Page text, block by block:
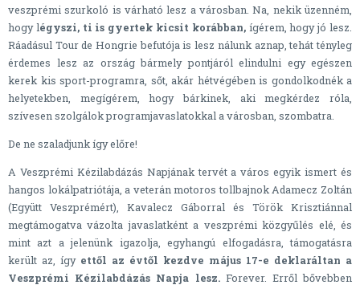
veszprémi szurkoló is várható lesz a városban. Na, nekik üzenném,
hogy légyszi, ti is gyertek kicsit korábban,ígérem, hogy jó lesz.
Ráadásul Tour de Hongrie befutója is lesz nálunk aznap, tehát tényleg
érdemes lesz az ország bármely pontjáról elindulni egy egészen
kerek kis sport-programra, sőt, akár hétvégében is gondolkodnék a
helyetekben, megígérem, hogy bárkinek, aki megkérdez róla,
szívesen szolgálok programjavaslatokkal a városban, szombatra.
De ne szaladjunk így előre!
A Veszprémi Kézilabdázás Napjának tervét a város egyik ismert és
hangos lokálpatriótája, a veterán motoros tollbajnok Adamecz Zoltán
(Együtt Veszprémért), Kavalecz Gáborral és Török Krisztiánnal
megtámogatva vázolta javaslatként a veszprémi közgyűlés elé, és
mint azt a jelenünk igazolja, egyhangú elfogadásra, támogatásra
került az, így ettől az évtől kezdve május 17-e deklaráltan a
Veszprémi Kézilabdázás Napja lesz. Forever. Erről bővebben